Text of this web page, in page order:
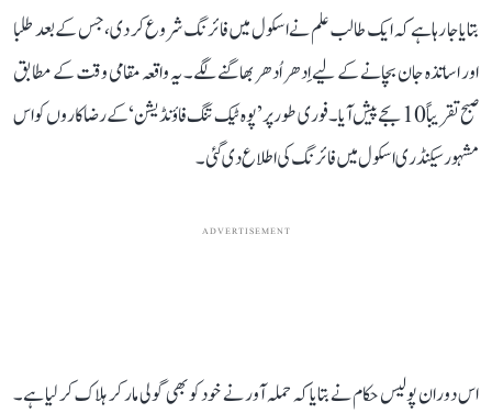
بتایا جا رہا ہے کہ ایک طالب علم نے اسکول میں فائرنگ شروع کر دی، جس کے بعد طلبا
اور اساتذہ جان بچانے کے لیے اِدھر اُدھر بھاگنے لگے۔ یہ واقعہ مقامی وقت کے مطابق
صبح تقریباً 10 بجے پیش آیا۔ فوری طور پر ’پوہ ٹیک تنگ فاؤنڈیشن‘ کے رضاکاروں کو اس
مشہور سیکنڈری اسکول میں فائرنگ کی اطلاع دی گئی۔
ADVERTISEMENT
اس دوران پولیس حکام نے بتایا کہ حملہ آور نے خود کو بھی گولی مار کر ہلاک کر لیا ہے۔